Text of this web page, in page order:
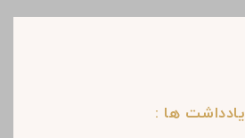
یادداشت ها :